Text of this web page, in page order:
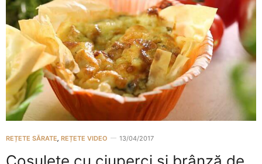
REȚETE SĂRATE, REȚETE VIDEO 13/04/2017